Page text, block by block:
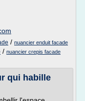
/ nuancier enduit facade
/ nuancier crepis facade
qui habille